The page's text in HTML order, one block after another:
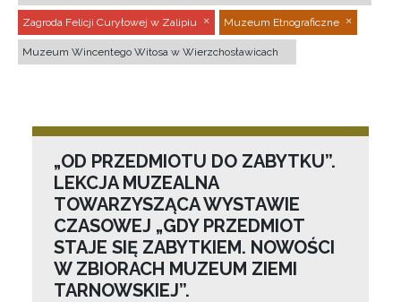
Zagroda Felicji Curyłowej w Zalipiu Muzeum Etnograficzne
Muzeum Wincentego Witosa w Wierzchosławicach
„OD PRZEDMIOTU DO ZABYTKU”.
LEKCJA MUZEALNA
TOWARZYSZĄCA WYSTAWIE
CZASOWEJ „GDY PRZEDMIOT
STAJE SIĘ ZABYTKIEM. NOWOŚCI
W ZBIORACH MUZEUM ZIEMI
TARNOWSKIEJ”.